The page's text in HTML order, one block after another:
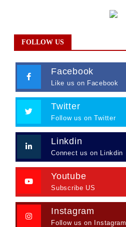
FOLLOW US
Facebook
Like us on Facebook
Twitter
Follow us on Twitter
Linkdin
Connect us on Linkdin
Youtube
Subscribe US
Instagram
Follow us on Instagram